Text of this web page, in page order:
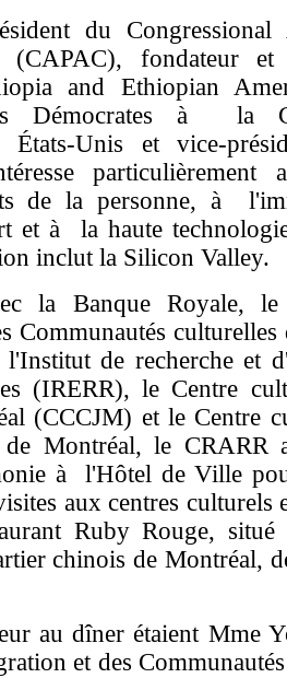
du Congressional
(CAPAC), fondateur
and Ethiopian
Démocrates à la
États-Unis et vice-
particulièrement
de la personne, à
et à la haute
inclut la Silicon Valley.
la Banque Royale,
Communautés culturelles
de recherche et
(IRERR), le Centre
(CCCJM) et le Centre
de Montréal, le CRARR
à l'Hôtel de Ville
aux centres culturels
Ruby Rouge,
chinois de Montréal,
au dîner étaient Mme
et des